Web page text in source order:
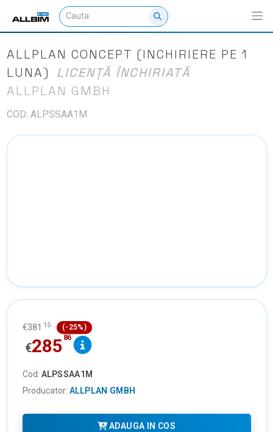
ALLPLAN CONCEPT (INCHIRIERE PE 1
LUNA)
LICENȚĂ ÎNCHIRIATĂ
ALLPLAN GMBH
COD: ALPSSAA1M
€381 15 (-25%)
€28586
Cod: ALPSSAA1M
Producator: ALLPLAN GMBH
ADAUGA IN COS